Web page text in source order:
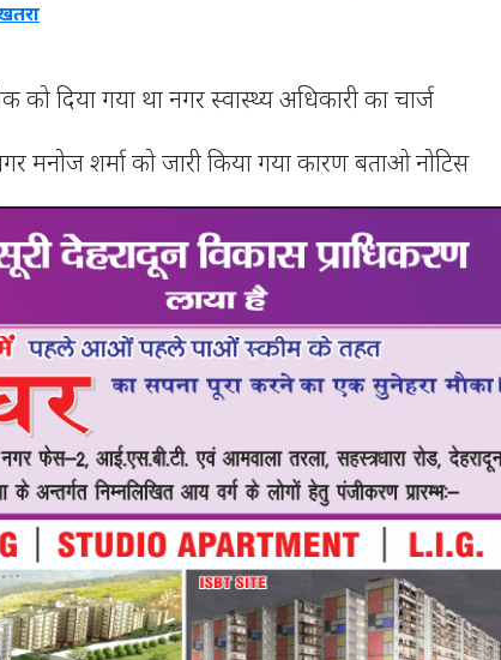
को दिया गया था नगर स्वास्थ्य अधिकारी का चार्ज
मनोज शर्मा को जारी किया गया कारण बताओ नोटिस